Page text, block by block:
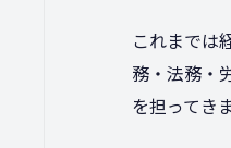
これまでは
務・法務・
を担ってき